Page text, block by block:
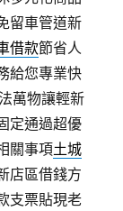
留車管道新
借款節省人
給您專業快
萬物讓輕新
定通過超優
關事項土城
店區借錢方
支票貼現老